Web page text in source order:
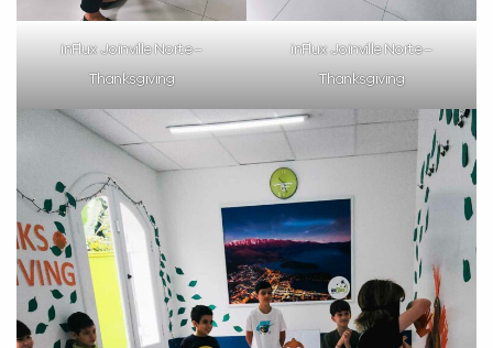
inFlux Joinville Norte –
Thanksgiving
inFlux Joinville Norte –
Thanksgiving